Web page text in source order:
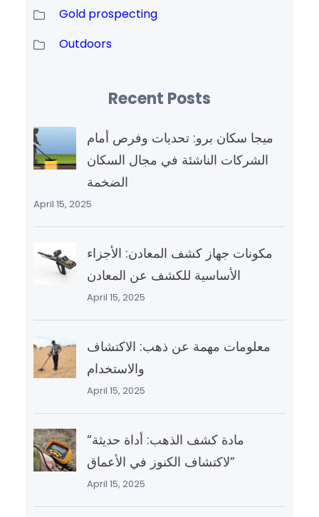
Gold prospecting
Outdoors
Recent Posts
ميجا سكان برو: تحديات وفرص أمام
الشركات الناشئة في مجال السكان
الضخمة
April 15, 2025
مكونات جهاز كشف المعادن: الأجزاء
الأساسية للكشف عن المعادن
April 15, 2025
معلومات مهمة عن ذهب: الاكتشاف
والاستخدام
April 15, 2025
“مادة كشف الذهب: أداة حديثة
لاكتشاف الكنوز في الأعماق”
April 15, 2025